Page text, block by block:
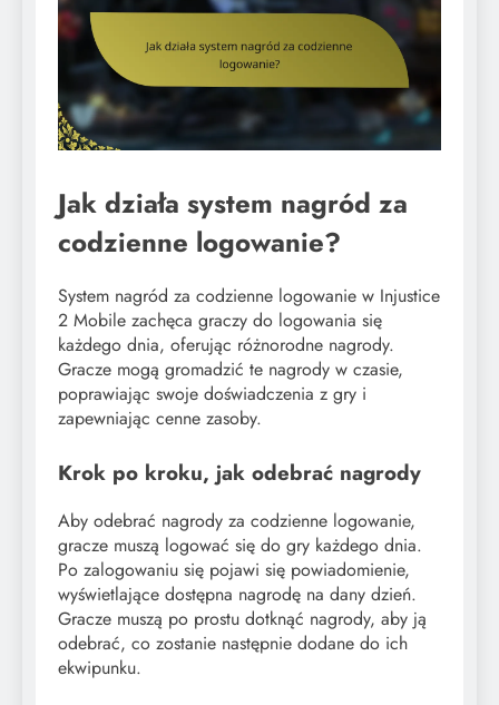
Jak działa system nagród za
codzienne logowanie?
System nagród za codzienne logowanie w Injustice
2 Mobile zachęca graczy do logowania się
każdego dnia, oferując różnorodne nagrody.
Gracze mogą gromadzić te nagrody w czasie,
poprawiając swoje doświadczenia z gry i
zapewniając cenne zasoby.
Krok po kroku, jak odebrać nagrody
Aby odebrać nagrody za codzienne logowanie,
gracze muszą logować się do gry każdego dnia.
Po zalogowaniu się pojawi się powiadomienie,
wyświetlające dostępna nagrodę na dany dzień.
Gracze muszą po prostu dotknąć nagrody, aby ją
odebrać, co zostanie następnie dodane do ich
ekwipunku.